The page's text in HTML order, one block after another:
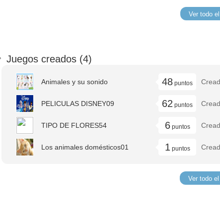
Ver todo
Juegos creados (4)
Animales y su sonido 48 puntos
PELICULAS DISNEY09 62 puntos
TIPO DE FLORES54 6puntos
Los animales domésticos01 1puntos
Ver todo